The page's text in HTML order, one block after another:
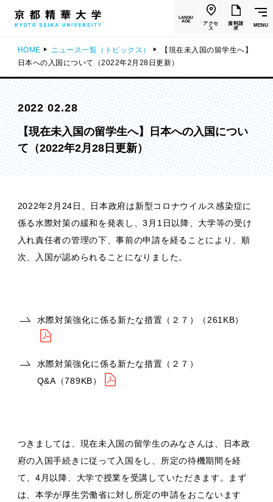
LANGU
AGE
アクセ
ス
資料請
求
MENU
HOME ニュース一覧（トピックス）
【現在未入国の留学生へ】
日本への入国について（2022年2月28日更新）
2022 02.28
【現在未入国の留学生へ】日本への入国につい
て（2022年2月28日更新）
2022年2月24日、日本政府は新型コロナウイルス感染症に
係る水際対策の緩和を発表し、3月1日以降、大学等の受け
入れ責任者の管理の下、事前の申請を経ることにより、順
次、入国が認められることになりました。
水際対策強化に係る新たな措置（２７）（261KB）
水際対策強化に係る新たな措置（２７）
Q&A（789KB）
つきましては、現在未入国の留学生のみなさんは、日本政
府の入国手続きに従って入国をし、所定の待機期間を経
て、4月以降、大学で授業を受講していただきます。まず
は、本学が厚生労働省に対し所定の申請をおこないます